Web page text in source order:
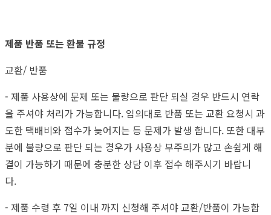
제품 반품 또는 환불 규정
교환/ 반품
- 제품 사용상에 문제 또는 불량으로 판단 되실 경우 반드시 연락
을 주셔야 처리가 가능합니다. 임의대로 반품 또는 교환 요청시 과
도한 택배비와 접수가 늦어지는 등 문제가 발생 합니다. 또한 대부
분에 불량으로 판단 되는 경우가 사용상 부주의가 많고 손쉽게 해
결이 가능하기 때문에 충분한 상담 이후 접수 해주시기 바랍니
다.
- 제품 수령 후 7일 이내 까지 신청해 주셔야 교환/반품이 가능합